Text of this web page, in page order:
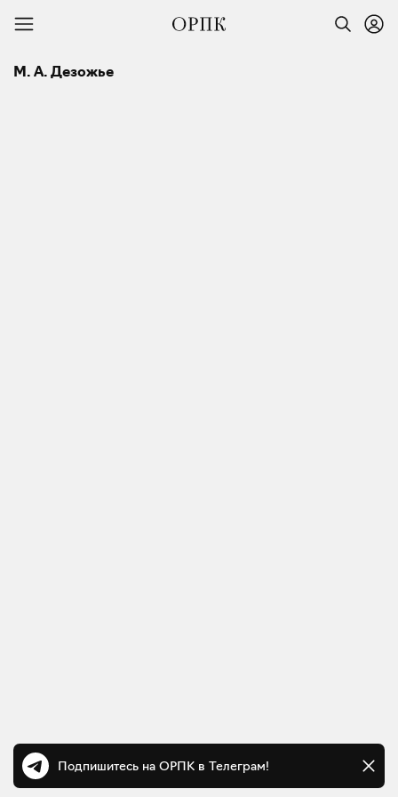
М. А. Дезожье
Подпишитесь на ОРПК в Телеграм!